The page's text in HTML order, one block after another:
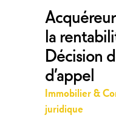
la
Décision
d’appel
Immobilier &
juridique